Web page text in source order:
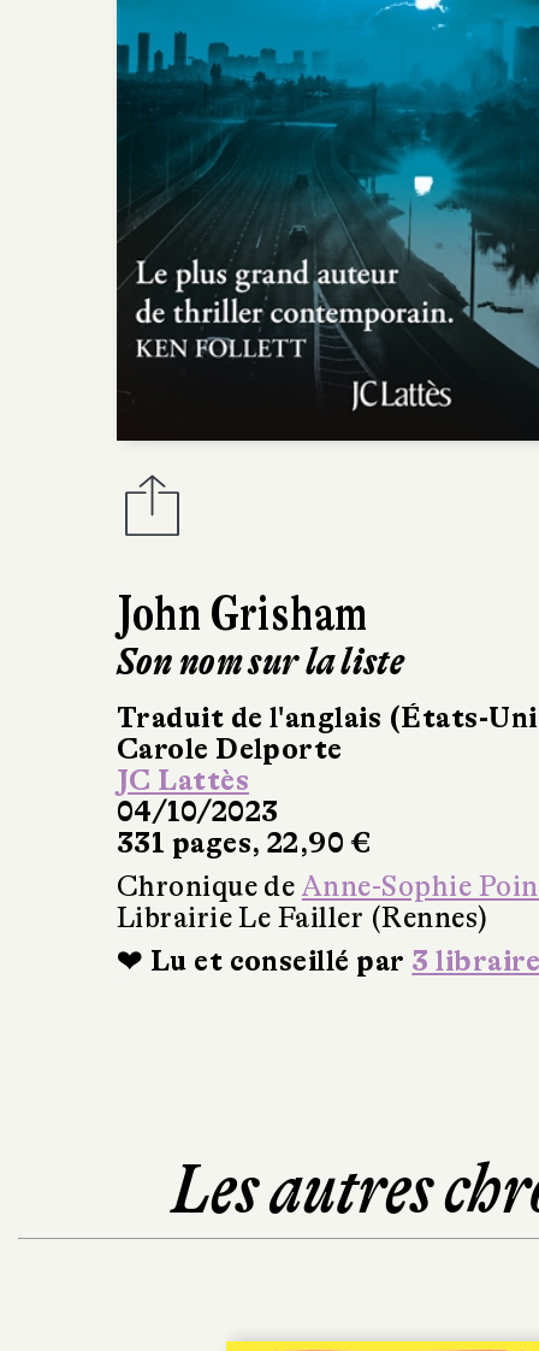
John Grisham
Son nom sur la liste
Traduit de l'anglais (États-
Carole Delporte
JC Lattès
04/10/2023
331 pages, 22,90 €
Chronique de Anne-Sophie
Librairie Le Failler (Rennes)
❤ Lu et conseillé par 3
Les autres